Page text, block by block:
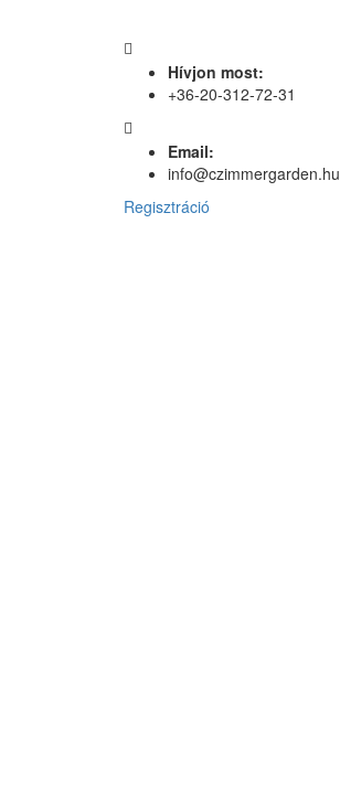
Hívjon most:
+36-20-312-72-31
Email:
info@czimmergarden.hu
Regisztráció